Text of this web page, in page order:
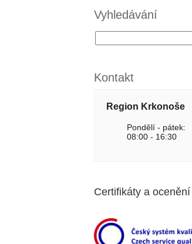
Vyhledávání
Kontakt
Region Krkonoše
Pondělí - pátek:
08:00 - 16:30
Certifikáty a ocenění